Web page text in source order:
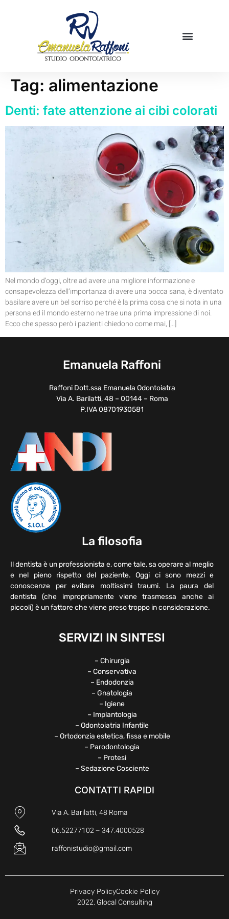
Tag: alimentazione
Denti: fate attenzione ai cibi colorati
Nel mondo d’oggi, oltre ad avere una migliore informazione e
consapevolezza dell’importanza di avere una bocca sana, è diventato
basilare avere un bel sorriso perché è la prima cosa che si nota in una
persona ed il mondo esterno ne trae una prima impressione di noi.
Ecco che spesso però i pazienti chiedono come mai, […]
Emanuela Raffoni
Raffoni Dott.ssa Emanuela Odontoiatra
Via A. Barilatti, 48 – 00144 – Roma
P.IVA 08701930581
La filosofia
Il dentista è un professionista e, come tale, sa operare al meglio
e nel pieno rispetto del paziente. Oggi ci sono mezzi e
conoscenze per evitare moltissimi traumi. La paura del
dentista (che impropriamente viene trasmessa anche ai
piccoli) è un fattore che viene preso troppo in considerazione.
SERVIZI IN SINTESI
– Chirurgia
– Conservativa
– Endodonzia
– Gnatologia
– Igiene
– Implantologia
– Odontoiatria Infantile
– Ortodonzia estetica, fissa e mobile
– Parodontologia
– Protesi
– Sedazione Cosciente
CONTATTI RAPIDI
Via A. Barilatti, 48 Roma
06.52277102 – 347.4000528
raffonistudio@gmail.com
2022. Glocal Consulting
Privacy PolicyCookie Policy